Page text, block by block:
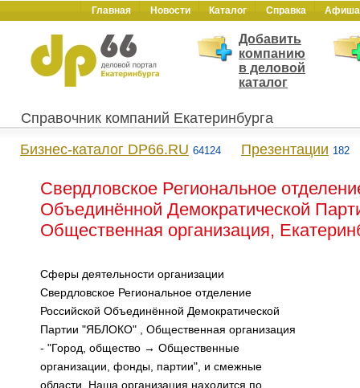
Главная Новости Каталог Справка Афиша
Добавить
компанию
в деловой
каталог
Справочник компаний Екатеринбурга
Бизнес-каталог DP66.RU 64124 Презентации 182
Свердловское Региональное
Объединённой Демократической
Общественная организация,
Сферы деятельности организации
Свердловское Региональное отделение
Российской Объединённой Демократической
Партии "ЯБЛОКО" , Общественная организация
- "Город, общество → Общественные
организации, фонды, партии", и смежные
области. Наша организация находится по